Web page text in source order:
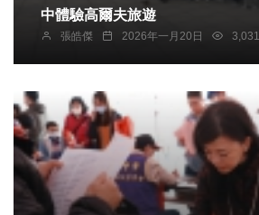
中體驗高爾夫旅遊
張皓傑 2026年一月20日